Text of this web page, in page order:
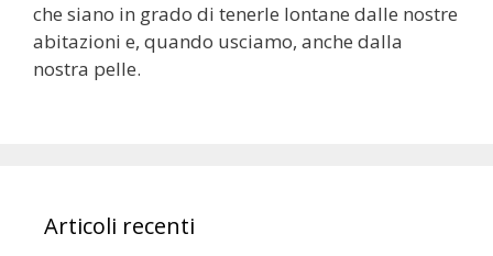
che siano in grado di tenerle lontane dalle nostre
abitazioni e, quando usciamo, anche dalla
nostra pelle.
Articoli recenti